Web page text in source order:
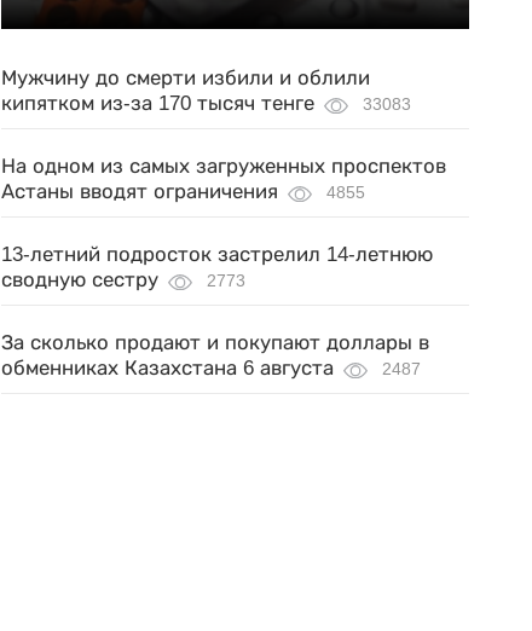
Мужчину до смерти избили и облили
кипятком из-за 170 тысяч тенге
33083
На одном из самых загруженных проспектов
Астаны вводят ограничения
4855
13-летний подросток застрелил 14-летнюю
сводную сестру
2773
За сколько продают и покупают доллары в
обменниках Казахстана 6 августа
2487